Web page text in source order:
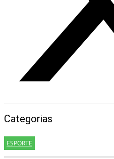
Categorias
ESPORTE